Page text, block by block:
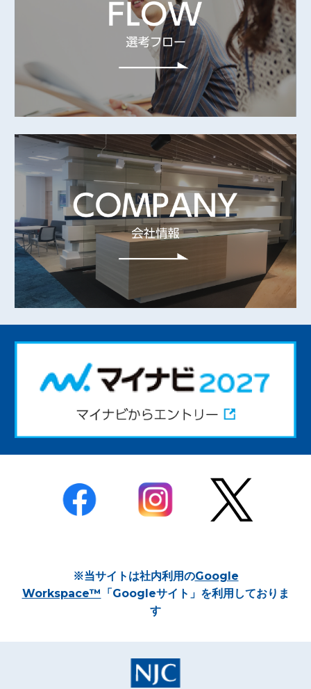
※当サイトは社内利用のGoogle
Workspace™ 「Googleサイト」を利用しておりま
す